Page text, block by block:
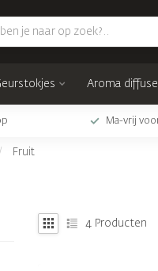
Aroma
Ma-vrij
/ Fruit
4 Producten